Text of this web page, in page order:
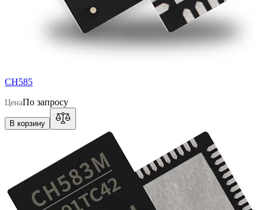
CH585
ЦенаПо запросу
В корзину